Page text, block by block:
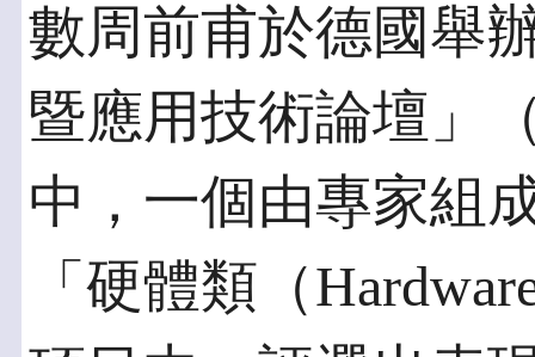
數周前甫於德國舉
暨應用技術論壇」
中，一個由專家組
「硬體類（